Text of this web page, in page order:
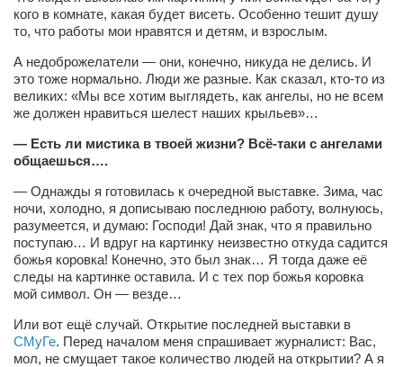
кого в комнате, какая будет висеть. Особенно тешит душу
то, что работы мои нравятся и детям, и взрослым.
А недоброжелатели — они, конечно, никуда не делись. И
это тоже нормально. Люди же разные. Как сказал, кто-то из
великих: «Мы все хотим выглядеть, как ангелы, но не всем
же должен нравиться шелест наших крыльев»…
— Есть ли мистика в твоей жизни? Всё-таки с ангелами
общаешься….
— Однажды я готовилась к очередной выставке. Зима, час
ночи, холодно, я дописываю последнюю работу, волнуюсь,
разумеется, и думаю: Господи! Дай знак, что я правильно
поступаю… И вдруг на картинку неизвестно откуда садится
божья коровка! Конечно, это был знак… Я тогда даже её
следы на картинке оставила. И с тех пор божья коровка
мой символ. Он — везде…
Или вот ещё случай. Открытие последней выставки в
СМуГе. Перед началом меня спрашивает журналист: Вас,
мол, не смущает такое количество людей на открытии? А я